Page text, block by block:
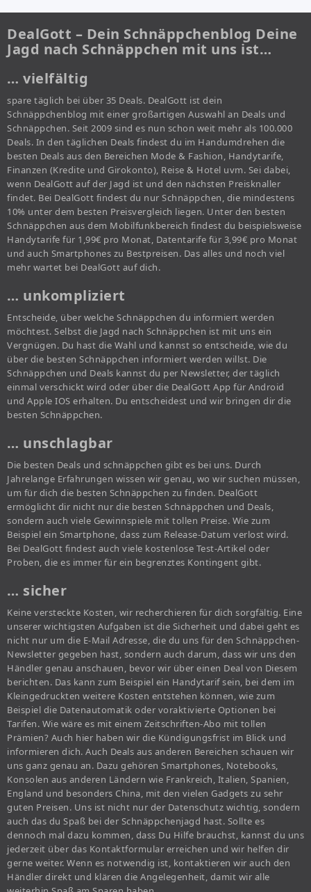
DealGott – Dein Schnäppchenblog Deine
Jagd nach Schnäppchen mit uns ist…
… vielfältig
spare täglich bei über 35 Deals. DealGott ist dein
Schnäppchenblog mit einer großartigen Auswahl an Deals und
Schnäppchen. Seit 2009 sind es nun schon weit mehr als 100.000
Deals. In den täglichen Deals findest du im Handumdrehen die
besten Deals aus den Bereichen Mode & Fashion, Handytarife,
Finanzen (Kredite und Girokonto), Reise & Hotel uvm. Sei dabei,
wenn DealGott auf der Jagd ist und den nächsten Preisknaller
findet. Bei DealGott findest du nur Schnäppchen, die mindestens
10% unter dem besten Preisvergleich liegen. Unter den besten
Schnäppchen aus dem Mobilfunkbereich findest du beispielsweise
Handytarife für 1,99€ pro Monat, Datentarife für 3,99€ pro Monat
und auch Smartphones zu Bestpreisen. Das alles und noch viel
mehr wartet bei DealGott auf dich.
… unkompliziert
Entscheide, über welche Schnäppchen du informiert werden
möchtest. Selbst die Jagd nach Schnäppchen ist mit uns ein
Vergnügen. Du hast die Wahl und kannst so entscheide, wie du
über die besten Schnäppchen informiert werden willst. Die
Schnäppchen und Deals kannst du per Newsletter, der täglich
einmal verschickt wird oder über die DealGott App für Android
und Apple IOS erhalten. Du entscheidest und wir bringen dir die
besten Schnäppchen.
… unschlagbar
Die besten Deals und schnäppchen gibt es bei uns. Durch
Jahrelange Erfahrungen wissen wir genau, wo wir suchen müssen,
um für dich die besten Schnäppchen zu finden. DealGott
ermöglicht dir nicht nur die besten Schnäppchen und Deals,
sondern auch viele Gewinnspiele mit tollen Preise. Wie zum
Beispiel ein Smartphone, dass zum Release-Datum verlost wird.
Bei DealGott findest auch viele kostenlose Test-Artikel oder
Proben, die es immer für ein begrenztes Kontingent gibt.
… sicher
Keine versteckte Kosten, wir recherchieren für dich sorgfältig. Eine
unserer wichtigsten Aufgaben ist die Sicherheit und dabei geht es
nicht nur um die E-Mail Adresse, die du uns für den Schnäppchen-
Newsletter gegeben hast, sondern auch darum, dass wir uns den
Händler genau anschauen, bevor wir über einen Deal von Diesem
berichten. Das kann zum Beispiel ein Handytarif sein, bei dem im
Kleingedruckten weitere Kosten entstehen können, wie zum
Beispiel die Datenautomatik oder voraktivierte Optionen bei
Tarifen. Wie wäre es mit einem Zeitschriften-Abo mit tollen
Prämien? Auch hier haben wir die Kündigungsfrist im Blick und
informieren dich. Auch Deals aus anderen Bereichen schauen wir
uns ganz genau an. Dazu gehören Smartphones, Notebooks,
Konsolen aus anderen Ländern wie Frankreich, Italien, Spanien,
England und besonders China, mit den vielen Gadgets zu sehr
guten Preisen. Uns ist nicht nur der Datenschutz wichtig, sondern
auch das du Spaß bei der Schnäppchenjagd hast. Sollte es
dennoch mal dazu kommen, dass Du Hilfe brauchst, kannst du uns
jederzeit über das Kontaktformular erreichen und wir helfen dir
gerne weiter. Wenn es notwendig ist, kontaktieren wir auch den
Händler direkt und klären die Angelegenheit, damit wir alle